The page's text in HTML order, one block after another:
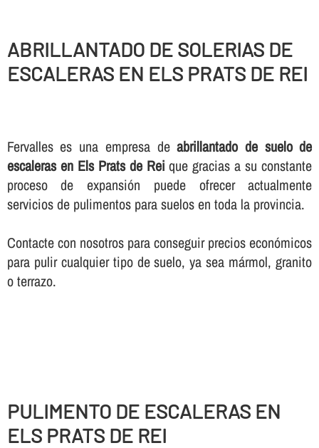
ABRILLANTADO DE SOLERIAS DE
ESCALERAS EN ELS PRATS DE REI
Fervalles es una empresa deabrillantado de suelo de
escaleras en Els Prats de Rei que gracias a su constante
proceso de expansión puede ofrecer actualmente
servicios de pulimentos para suelos en toda la provincia.
Contacte con nosotros para conseguir precios económicos
para pulir cualquier tipo de suelo, ya sea mármol, granito
o terrazo.
PULIMENTO DE ESCALERAS EN
ELS PRATS DE REI